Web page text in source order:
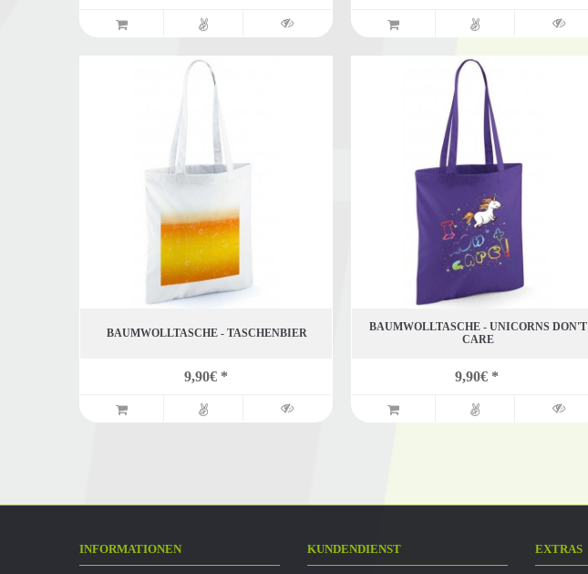
BAUMWOLLTASCHE - TASCHENBIER
9,90€ *
BAUMWOLLTASCHE - UNICORNS DON'T
CARE
9,90€ *
INFORMATIONEN KUNDENDIENST EXTRAS